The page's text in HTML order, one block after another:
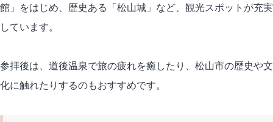
館」をはじめ、歴史ある「松山城」など、観光スポットが充実
しています。
参拝後は、道後温泉で旅の疲れを癒したり、松山市の歴史や文
化に触れたりするのもおすすめです。